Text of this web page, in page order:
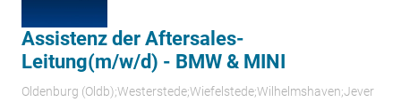
Assistenz der Aftersales-
Leitung(m/w/d) - BMW & MINI
Oldenburg (Oldb);Westerstede;Wiefelstede;Wilhelmshaven;Jever